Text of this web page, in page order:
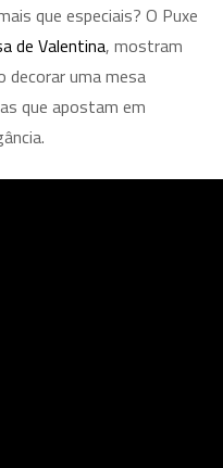
que especiais? O Puxe
de Valentina, mostram
decorar uma mesa
que apostam em